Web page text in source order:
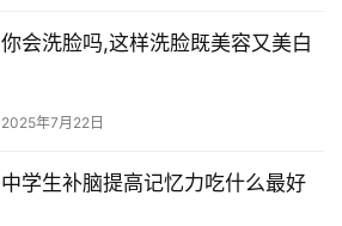
你会洗脸吗,这样洗脸既美容又美白
2025年7月22日
中学生补脑提高记忆力吃什么最好